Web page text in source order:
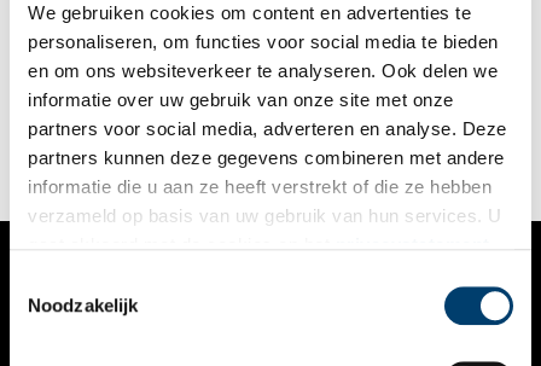
We gebruiken cookies om content en advertenties te
personaliseren, om functies voor social media te bieden
en om ons websiteverkeer te analyseren. Ook delen we
informatie over uw gebruik van onze site met onze
partners voor social media, adverteren en analyse. Deze
partners kunnen deze gegevens combineren met andere
informatie die u aan ze heeft verstrekt of die ze hebben
verzameld op basis van uw gebruik van hun services. U
Noodzakelijk
In de dood is iedereen gelijk. Op de Oude Begraafplaats van
Naarden liggen burgemeesters, muzikanten en erfgooiers dan
ook dwars door elkaar heen. De grafmonumenten lopen uiteen
van vorstelijke familiekapellen tot simpele houten bordjes.
Deze groene omgeving is niet alleen een laatste rustplaats,
maar ook een plek van stilte en inkeer voor de inwoners van
Naarden en Bussum.
VERHALEN